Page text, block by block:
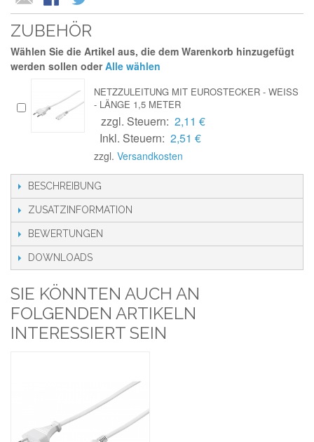
ZUBEHÖR
Wählen Sie die Artikel aus, die dem Warenkorb hinzugefügt
werden sollen oderAlle wählen
NETZZULEITUNG MIT EUROSTECKER - WEISS
- LÄNGE 1,5 METER
zzgl. Steuern: 2,11 €
Inkl. Steuern: 2,51 €
zzgl. Versandkosten
BESCHREIBUNG
ZUSATZINFORMATION
BEWERTUNGEN
DOWNLOADS
SIE KÖNNTEN AUCH AN
FOLGENDEN ARTIKELN
INTERESSIERT SEIN